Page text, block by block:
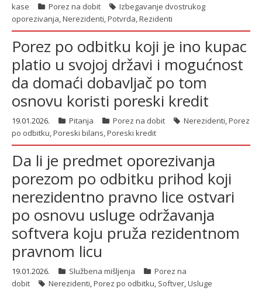
kase
Porez na dobit
Izbegavanje dvostrukog
oporezivanja,Nerezidenti,Potvrda,Rezidenti
Porez po odbitku koji je ino kupac
platio u svojoj državi i mogućnost
da domaći dobavljač po tom
osnovu koristi poreski kredit
19.01.2026. Pitanja Porez na dobit Nerezidenti,Porez
po odbitku,Poreski bilans,Poreski kredit
Da li je predmet oporezivanja
porezom po odbitku prihod koji
nerezidentno pravno lice ostvari
po osnovu usluge održavanja
softvera koju pruža rezidentnom
pravnom licu
19.01.2026. Službena mišljenja
Porez na
dobit
Nerezidenti,Porez po odbitku, Softver,Usluge